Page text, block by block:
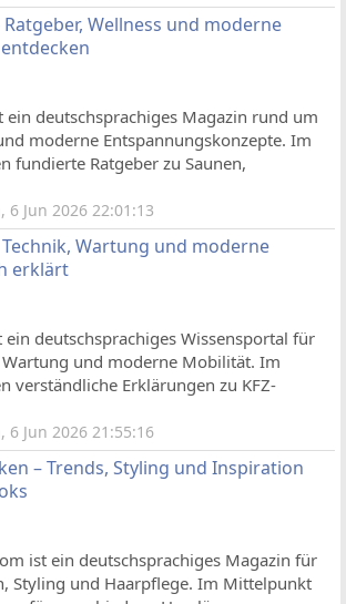
Wellness und moderne
ein deutschsprachiges Magazin rund um
moderne Entspannungskonzepte. Im
fundierte Ratgeber zu Saunen,
6 Jun 2026 22:01:13
Technik, Wartung und moderne
erklärt
deutschsprachiges Wissensportal für
Wartung und moderne Mobilität. Im
verständliche Erklärungen zu KFZ-
6 Jun 2026 21:55:16
– Trends, Styling und Inspiration
ist ein deutschsprachiges Magazin für
Styling und Haarpflege. Im Mittelpunkt